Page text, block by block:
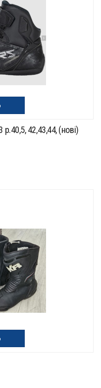
p.40,5, 42,43,44, (нові)